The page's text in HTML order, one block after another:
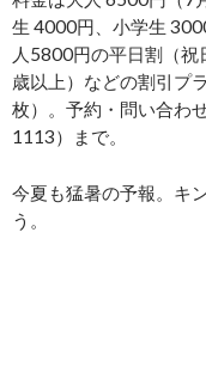
生 4000円、小学生
人5800円の平日割（
歳以上）などの割引プ
枚）。予約・問い合わせ
1113）まで。
今夏も猛暑の予報。キ
う。